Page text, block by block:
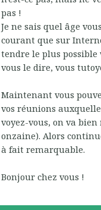
pas !
Je ne sais quel âge
courant que sur
tendre le plus
vous le dire, vous
Maintenant vous
vos réunions
voyez-vous, on va
onzaine). Alors
à fait remarquable.
Bonjour chez vous !